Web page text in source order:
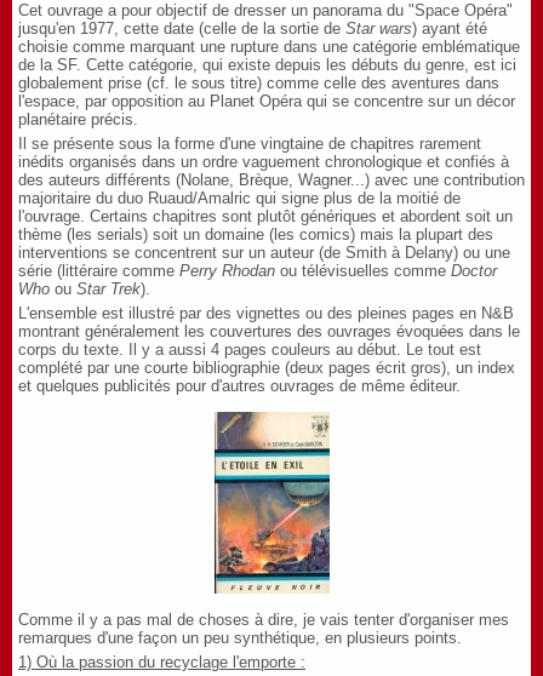
Cet ouvrage a pour objectif de dresser un panorama du "Space Opéra"
jusqu'en 1977, cette date (celle de la sortie de Star wars) ayant été
choisie comme marquant une rupture dans une catégorie emblématique
de la SF. Cette catégorie, qui existe depuis les débuts du genre, est ici
globalement prise (cf. le sous titre) comme celle des aventures dans
l'espace, par opposition au Planet Opéra qui se concentre sur un décor
planétaire précis.
Il se présente sous la forme d'une vingtaine de chapitres rarement
inédits organisés dans un ordre vaguement chronologique et confiés à
des auteurs différents (Nolane, Brèque, Wagner...) avec une contribution
majoritaire du duo Ruaud/Amalric qui signe plus de la moitié de
l'ouvrage. Certains chapitres sont plutôt génériques et abordent soit un
thème (les serials) soit un domaine (les comics) mais la plupart des
interventions se concentrent sur un auteur (de Smith à Delany) ou une
série (littéraire comme Perry Rhodan ou télévisuelles comme Doctor
Who ou Star Trek).
L'ensemble est illustré par des vignettes ou des pleines pages en N&B
montrant généralement les couvertures des ouvrages évoquées dans le
corps du texte. Il y a aussi 4 pages couleurs au début. Le tout est
complété par une courte bibliographie (deux pages écrit gros), un index
et quelques publicités pour d'autres ouvrages de même éditeur.
Comme il y a pas mal de choses à dire, je vais tenter d'organiser mes
remarques d'une façon un peu synthétique, en plusieurs points.
1) Où la passion du recyclage l'emporte :